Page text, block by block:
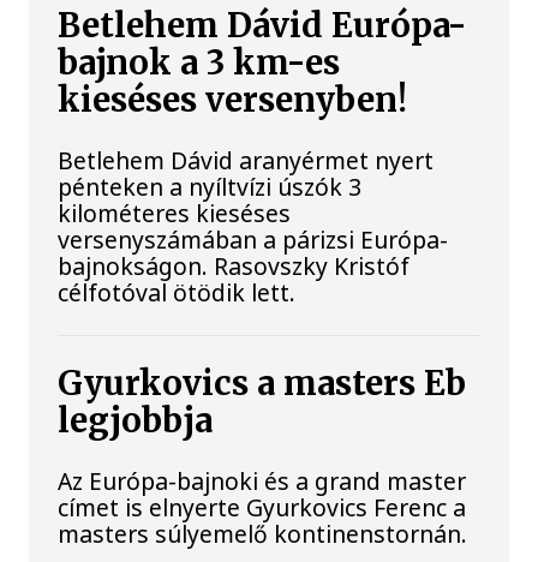
Betlehem Dávid Európa-
bajnok a 3 km-es
kieséses versenyben!
Betlehem Dávid aranyérmet nyert
pénteken a nyíltvízi úszók 3
kilométeres kieséses
versenyszámában a párizsi Európa-
bajnokságon. Rasovszky Kristóf
célfotóval ötödik lett.
Gyurkovics a masters Eb
legjobbja
Az Európa-bajnoki és a grand master
címet is elnyerte Gyurkovics Ferenc a
masters súlyemelő kontinenstornán.